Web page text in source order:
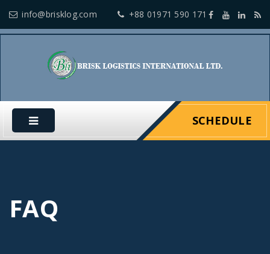
info@brisklog.com +88 01971 590 171
SCHEDULE
FAQ